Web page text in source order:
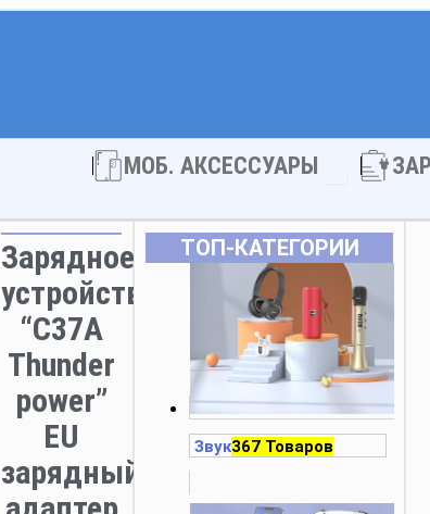
МОБ. АКСЕССУАРЫ Open МОБ.
Зарядное
устройство
“C37A
Thunder
power”
EU
зарядный
ТОП‑КАТЕГОРИИ
Звук367 Товаров